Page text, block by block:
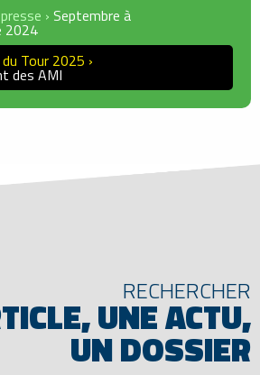
› Septembre à
2024
Tour 2025 ›
des AMI
RECHERCHER
UNE ACTU,
UN DOSSIER